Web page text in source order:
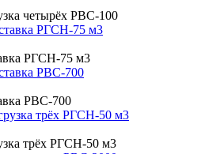
четырёх РВС-100
РГСН-75 м3
РВС-700
трёх РГСН-50 м3